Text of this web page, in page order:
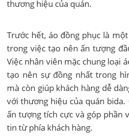
thương hiệu của quán.
Trước hết, áo đồng phục là
trong việc tạo nên ấn tượng
Việc nhân viên mặc chung loại
tạo nên sự đồng nhất trong
mà còn giúp khách hàng dễ
với thương hiệu của quán
ấn tượng tích cực và góp phần
tin từ phía khách hàng.